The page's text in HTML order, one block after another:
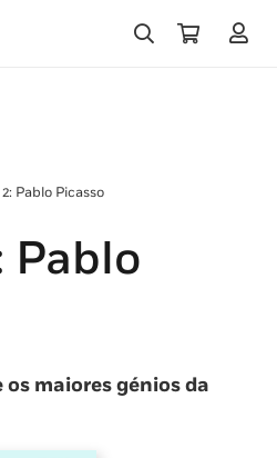
Pablo Picasso
Pablo
maiores génios da